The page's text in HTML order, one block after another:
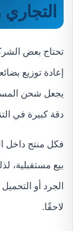
تحتاج بعض
إعادة توزيع
يجعل شحن
دقة كبيرة في
فكل منتج داخل
بيع مستقبلية،
الجرد أو
لاحقًا.